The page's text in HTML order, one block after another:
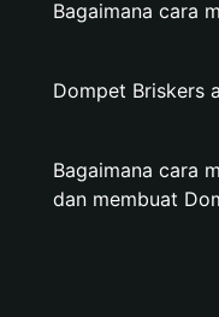
Bagaimana cara
Dompet Briskers
Bagaimana cara
dan membuat